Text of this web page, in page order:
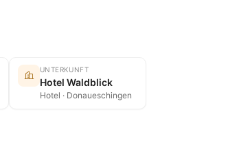
UNTERKUNFT
Hotel Waldblick
Hotel · Donaueschingen